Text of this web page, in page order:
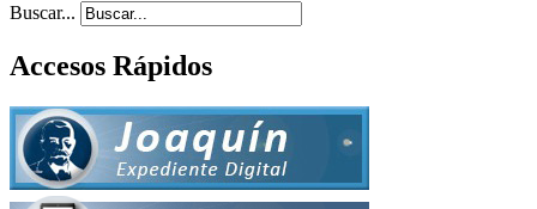
Buscar...
Accesos Rápidos